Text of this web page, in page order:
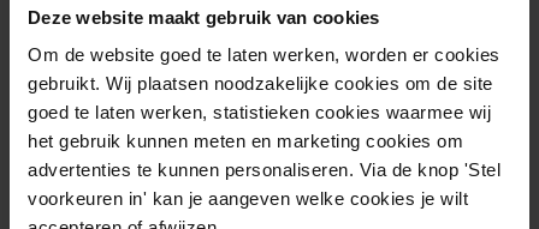
Deze website maakt gebruik van cookies
Om de website goed te laten werken, worden er cookies
gebruikt. Wij plaatsen noodzakelijke cookies om de site
goed te laten werken, statistieken cookies waarmee wij
het gebruik kunnen meten en marketing cookies om
advertenties te kunnen personaliseren. Via de knop 'Stel
voorkeuren in' kan je aangeven welke cookies je wilt
l
i
n
i
C
l
o
Lees artikelV
A
N
F
O
N